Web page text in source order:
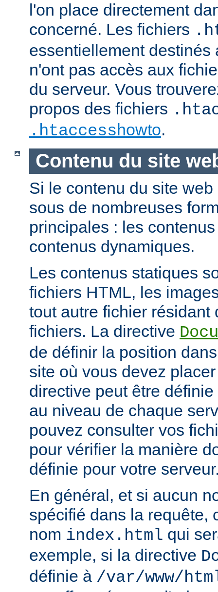
l'on place directement
concerné. Les fichiers
essentiellement destinés
n'ont pas accès aux
du serveur. Vous
propos des fichiers
.htaccesshowto.
Contenu du site
Si le contenu du site
sous de nombreuses
principales : les
contenus dynamiques.
Les contenus statiques
fichiers HTML, les
tout autre fichier résidant
fichiers. La directive
de définir la position
site où vous devez
directive peut être
au niveau de chaque
pouvez consulter vos
pour vérifier la manière
définie pour votre
En général, et si aucun
spécifié dans la requête,
nom index.html qui
exemple, si la directive
définie à /var/www/